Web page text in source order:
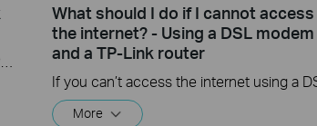
What should I do if I cannot access
the internet? - Using a DSL modem
and a TP-Link router
More